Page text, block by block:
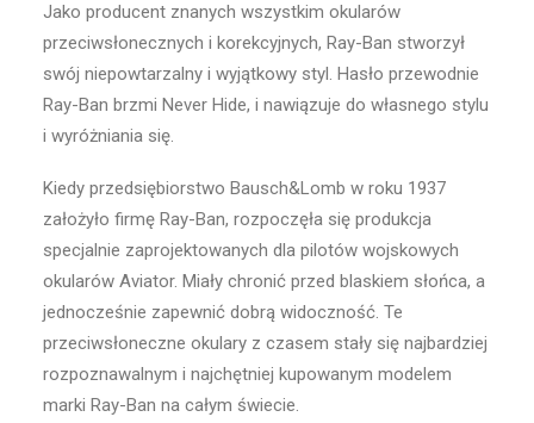
Jako producent znanych wszystkim okularów
przeciwsłonecznych i korekcyjnych, Ray-Ban stworzył
swój niepowtarzalny i wyjątkowy styl. Hasło przewodnie
Ray-Ban brzmi Never Hide, i nawiązuje do własnego stylu
i wyróżniania się.
Kiedy przedsiębiorstwo Bausch&Lomb w roku 1937
założyło firmę Ray-Ban, rozpoczęła się produkcja
specjalnie zaprojektowanych dla pilotów wojskowych
okularów Aviator. Miały chronić przed blaskiem słońca, a
jednocześnie zapewnić dobrą widoczność. Te
przeciwsłoneczne okulary z czasem stały się najbardziej
rozpoznawalnym i najchętniej kupowanym modelem
marki Ray-Ban na całym świecie.